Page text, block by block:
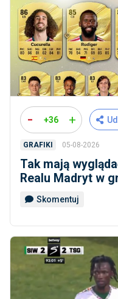
- +36 +
GRAFIKI 05-08-2026
Tak mają
Realu Madryt w
Skomentuj